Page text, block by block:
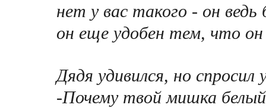
нет у вас такого - он ведь
он еще удобен тем, что он
Дядя удивился, но спросил
-Почему твой мишка